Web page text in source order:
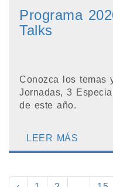
Programa
Talks
Conozca los temas
Jornadas, 3
de este año.
LEER MÁS